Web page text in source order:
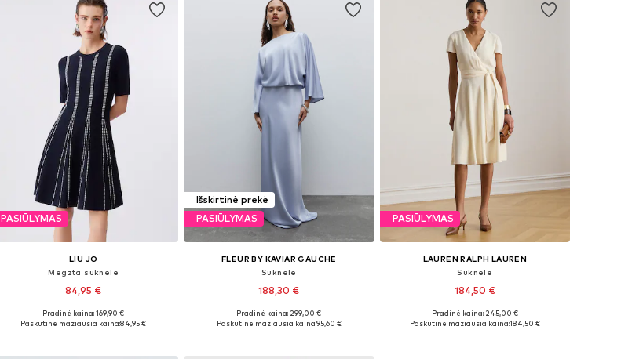
PASIŪLYMAS
LIU JO
Megzta suknelė
84,95 €
Galimi dydžiai: XS, S, M, XL
Pradinė kaina: 169,90 €
Paskutinė mažiausia kaina:84,95 €
Išskirtinė prekė
PASIŪLYMAS
FLEUR BY KAVIAR GAUCHE
Suknelė
188,30 €
Galimi dydžiai: 34, 36, 38, 40
Pradinė kaina: 299,00 €
Paskutinė mažiausia kaina:95,60 €
PASIŪLYMAS
LAUREN RALPH LAUREN
Suknelė
184,50 €
+1
Yra daugybė dydžių
Pradinė kaina: 245,00 €
Paskutinė mažiausia kaina:184,50 €